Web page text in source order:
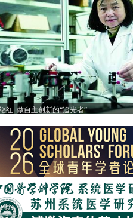
红: 做自主创新的“追光者”